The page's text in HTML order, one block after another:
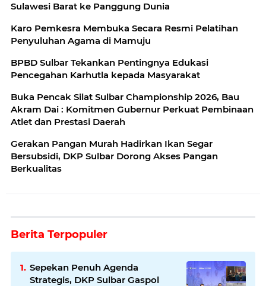
Sulawesi Barat ke Panggung Dunia
Karo Pemkesra Membuka Secara Resmi Pelatihan
Penyuluhan Agama di Mamuju
BPBD Sulbar Tekankan Pentingnya Edukasi
Pencegahan Karhutla kepada Masyarakat
Buka Pencak Silat Sulbar Championship 2026, Bau
Akram Dai : Komitmen Gubernur Perkuat Pembinaan
Atlet dan Prestasi Daerah
Gerakan Pangan Murah Hadirkan Ikan Segar
Bersubsidi, DKP Sulbar Dorong Akses Pangan
Berkualitas
Berita Terpopuler
Sepekan Penuh Agenda
Strategis, DKP Sulbar Gaspol